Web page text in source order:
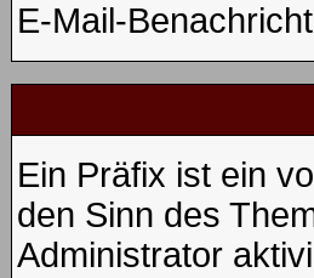
E-Mail-
Ein Präfix ist ein
den Sinn des
Administrator